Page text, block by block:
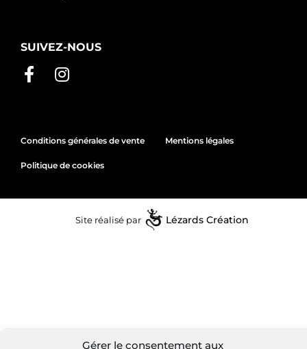
Gérer le consentement aux
SUIVEZ-NOUS
Conditions générales de vente Mentions légales
Politique de cookies
Site réalisé par Lézards Création